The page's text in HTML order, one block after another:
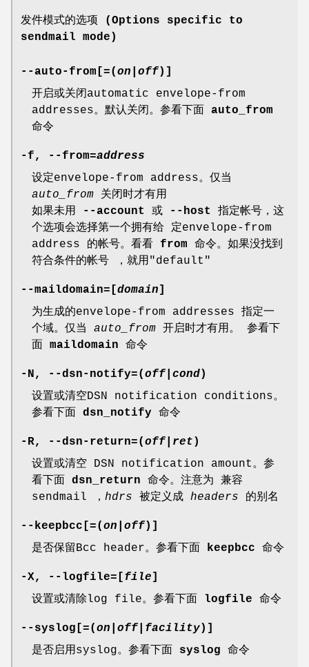
发件模式的选项 (Options specific to
sendmail mode)
--auto-from[=(on off)]
开启或关闭automatic envelope-from
addresses。默认关闭。参看下面 auto_from
命令
-f, --from=address
设定envelope-from address。仅当
auto_from 关闭时才有用
如果未用
--account 或 --host
指定帐号，这
个选项会选择第一个拥有给 定envelope-from
address 的帐号。看看 from 命令。如果没找到
符合条件的帐号 ，就用"default"
--maildomain=[domain]
为生成的envelope-from addresses 指定一
个域。仅当 auto_from 开启时才有用。 参看下
面 maildomain 命令
-N, --dsn-notify=(off cond)
设置或清空DSN notification conditions。
参看下面 dsn_notify 命令
-R, --dsn-return=(off ret )
设置或清空 DSN notification amount。参
看下面 dsn_return 命令。注意为 兼容
sendmail ， hdrs 被定义成 headers 的别名
--keepbcc[=(on off)]
是否保留Bcc header。参看下面 keepbcc 命令
-X, --logfile=[file]
设置或清除log file。参看下面 logfile 命令
--syslog[=(on off facility)]
是否启用syslog。参看下面 syslog 命令